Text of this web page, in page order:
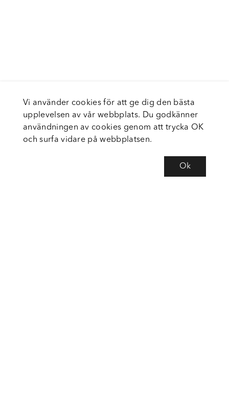
Vi använder cookies för att ge dig den bästa
upplevelsen av vår webbplats. Du godkänner
användningen av cookies genom att trycka OK
och surfa vidare på webbplatsen.
Ok